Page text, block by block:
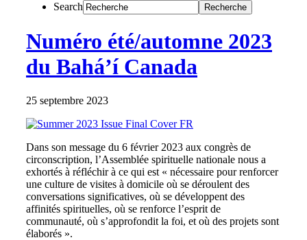
Search
Numéro été/automne 2023
du Bahá’í Canada
25 septembre 2023
Dans son message du 6 février 2023 aux congrès de
circonscription, l’Assemblée spirituelle nationale nous a
exhortés à réfléchir à ce qui est « nécessaire pour renforcer
une culture de visites à domicile où se déroulent des
conversations significatives, où se développent des
affinités spirituelles, où se renforce l’esprit de
communauté, où s’approfondit la foi, et où des projets sont
élaborés ».